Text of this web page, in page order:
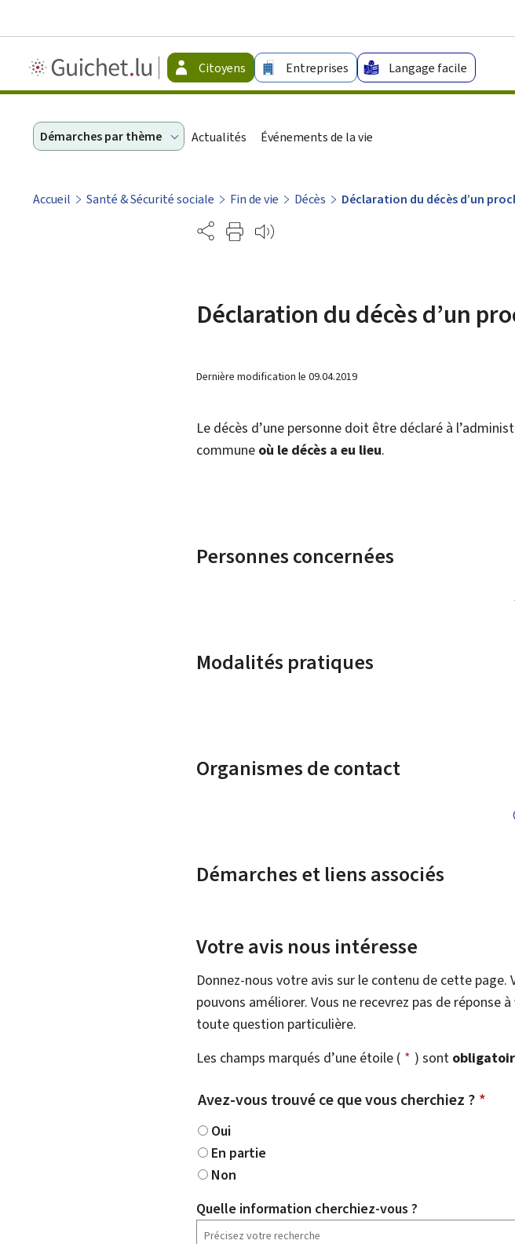
Guichet.lu
-
Citoyens Entreprises Langage facile
Démarches par thème Actualités Événements de la vie
Accueil Santé & Sécurité sociale Fin de vie Décès
Déclaration du décès d’un
Partage
Déclaration du décès d’un
Dernière modification le 09.04.2019
Le décès d’une personne doit être déclaré à
commune où le décès a eu lieu.
Personnes concernées
Modalités pratiques
Organismes de contact
Démarches et liens associés
Votre avis nous intéresse
Donnez-nous votre avis sur le contenu de cette
pouvons améliorer. Vous ne recevrez pas de
toute question particulière.
Les champs marqués d’une étoile ( * ) sont
Avez-vous trouvé ce que vous cherchiez ? *
Oui
En partie
Non
Quelle information cherchiez-vous ?